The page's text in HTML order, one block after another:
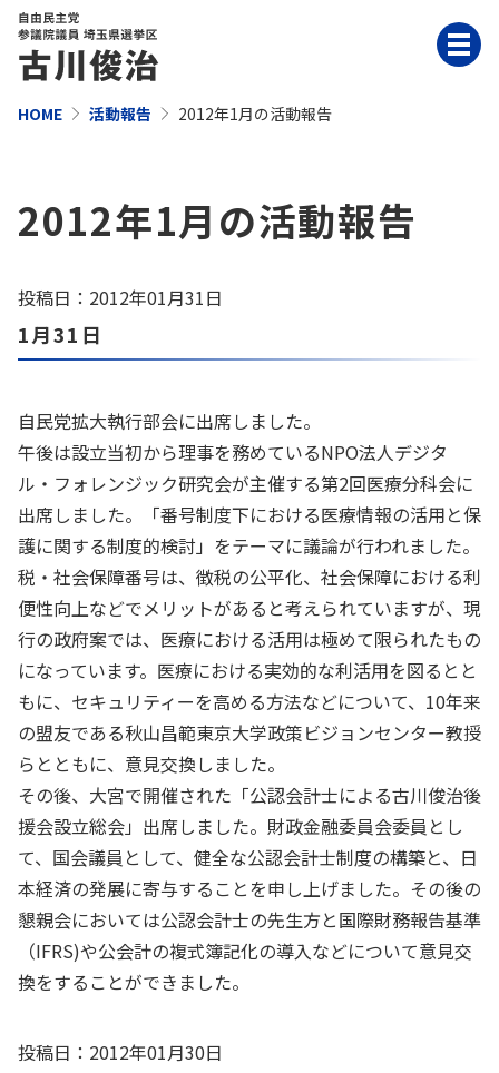
HOME 活動報告 2012年1月の活動報告
2012年1月の活動報告
投稿日：2012年01月31日
1月31日
自民党拡大執行部会に出席しました。
午後は設立当初から理事を務めているNPO法人デジタ
ル・フォレンジック研究会が主催する第2回医療分科会に
出席しました。「番号制度下における医療情報の活用と保
護に関する制度的検討」をテーマに議論が行われました。
税・社会保障番号は、徴税の公平化、社会保障における利
便性向上などでメリットがあると考えられていますが、現
行の政府案では、医療における活用は極めて限られたもの
になっています。医療における実効的な利活用を図るとと
もに、セキュリティーを高める方法などについて、10年来
の盟友である秋山昌範東京大学政策ビジョンセンター教授
らとともに、意見交換しました。
その後、大宮で開催された「公認会計士による古川俊治後
援会設立総会」出席しました。財政金融委員会委員とし
て、国会議員として、健全な公認会計士制度の構築と、日
本経済の発展に寄与することを申し上げました。その後の
懇親会においては公認会計士の先生方と国際財務報告基準
（IFRS)や公会計の複式簿記化の導入などについて意見交
換をすることができました。
投稿日：2012年01月30日